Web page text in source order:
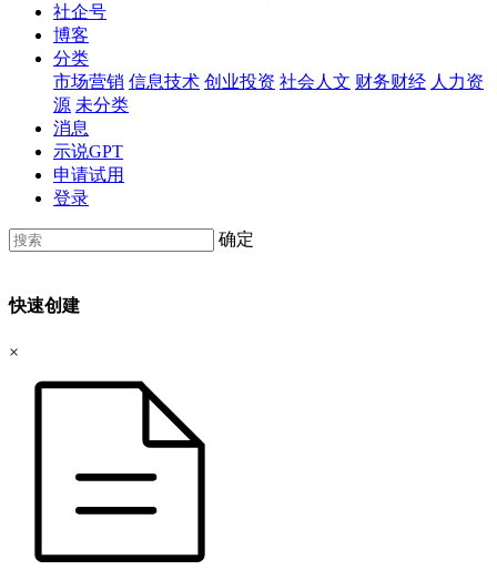
社企号
博客
分类
市场营销 信息技术 创业投资 社会人文 财务财经 人力资
源 未分类
消息
示说GPT
申请试用
登录
确定
快速创建
×